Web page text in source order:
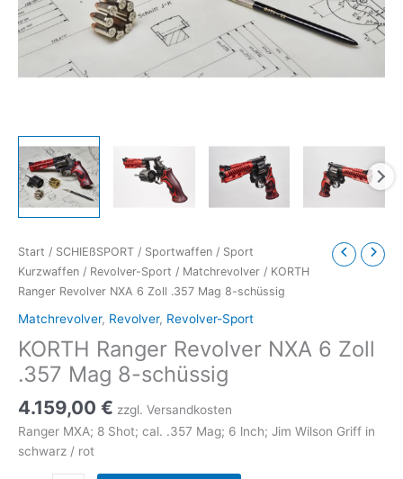
Start / SCHIEßSPORT / Sportwaffen / Sport
Kurzwaffen / Revolver-Sport / Matchrevolver / KORTH
Ranger Revolver NXA 6 Zoll .357 Mag 8-schüssig
Matchrevolver, Revolver, Revolver-Sport
KORTH Ranger Revolver NXA 6 Zoll
.357 Mag 8-schüssig
4.159,00 € zzgl. Versandkosten
Ranger MXA; 8 Shot; cal. .357 Mag; 6 lnch; Jim Wilson Griff in
schwarz / rot